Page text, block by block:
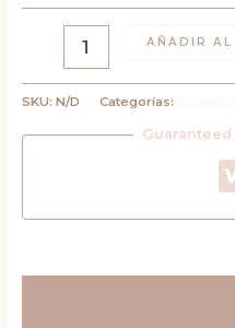
AÑADIR AL
SKU: N/D Categorías: